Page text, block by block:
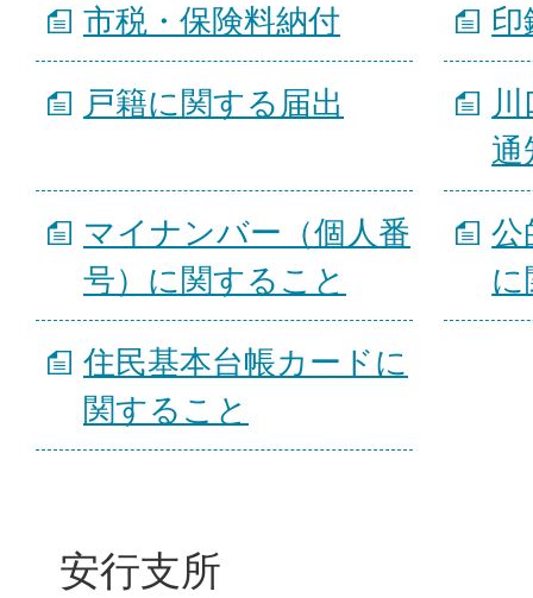
市税・保険料納付 印
戸籍に関する届出
通
マイナンバー（個人番
号）に関すること
公
住民基本台帳カードに
関すること
安行支所